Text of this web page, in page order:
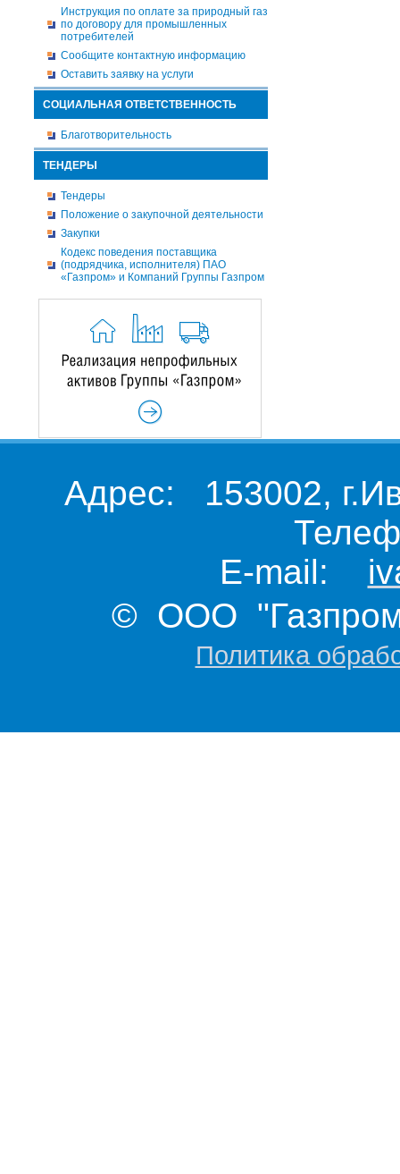
Инструкция по оплате за природный газ
по договору для промышленных
потребителей
Сообщите контактную информацию
Оставить заявку на услуги
СОЦИАЛЬНАЯ ОТВЕТСТВЕННОСТЬ
Благотворительность
ТЕНДЕРЫ
Тендеры
Положение о закупочной деятельности
Закупки
Кодекс поведения поставщика
(подрядчика, исполнителя) ПАО
«Газпром» и Компаний Группы Газпром
Адрес: 153002,
E-mail:
© ООО "Газпром
Политика